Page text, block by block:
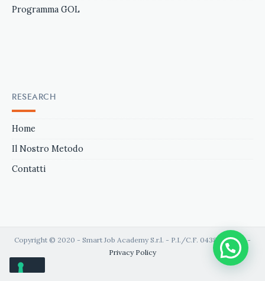
Programma GOL
RESEARCH
Home
Il Nostro Metodo
Contatti
Copyright © 2020 - Smart Job Academy S.r.l. - P.I./C.F. 04389020613 -
Privacy Policy